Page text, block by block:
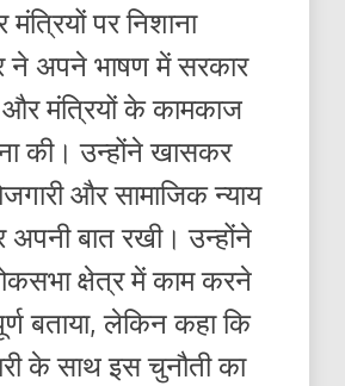
पर निशाना
ने अपने भाषण में सरकार
और मंत्रियों के कामकाज
की। उन्होंने खासकर
और सामाजिक न्याय
अपनी बात रखी। उन्होंने
क्षेत्र में काम करने
बताया, लेकिन कहा कि
के साथ इस चुनौती का